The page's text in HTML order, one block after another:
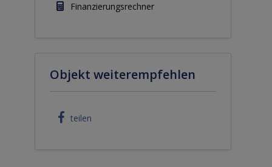
Finanzierungsrechner
Objekt weiterempfehlen
teilen